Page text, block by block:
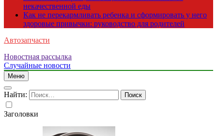
некачественной еды
Как не перекармливать ребенка и сформировать у него
здоровые привычки: руководство для родителей
Автозапчасти
Новостная рассылка
Случайные новости
Меню
Найти:
Заголовки